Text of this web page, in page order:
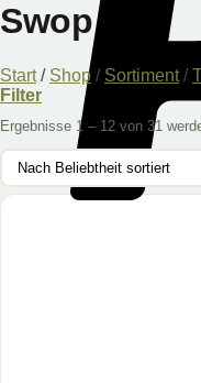
Swop
Start / Shop / Sortiment /
Filter
Ergebnisse 1 – 12 von 31